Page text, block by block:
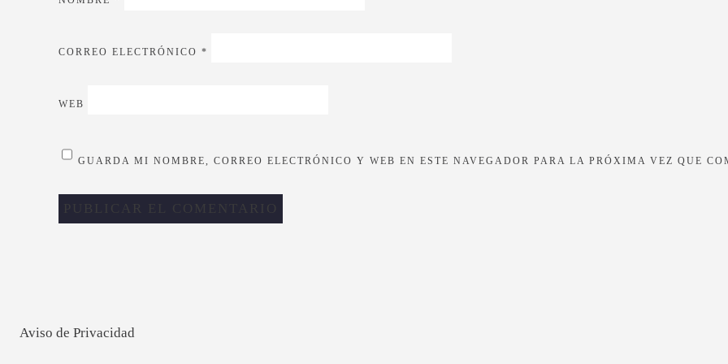
CORREO ELECTRÓNICO *
WEB
GUARDA MI NOMBRE, CORREO ELECTRÓNICO Y WEB EN ESTE NAVEGADOR PARA LA PRÓXIMA VEZ QUE
Aviso de Privacidad